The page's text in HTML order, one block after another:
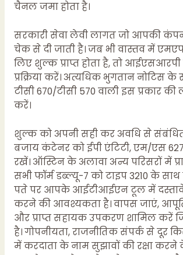
चैनल जमा होता है।
सरकारी सेवा लेवी लागत जो आपकी
चेक से दी जाती है। जब भी वास्तव में
लिए शुल्क प्राप्त होता है, तो
प्रक्रिया करें। अत्यधिक भुगतान नोटिस के
टीसी 670/टीसी 570 वाली इस प्रकार
करें।
शुल्क को अपनी सही कर अवधि से
बजाय कंटेनर को ईपी एंटिटी, एम/एस
रखें। ऑस्टिन के अलावा अन्य परिसरों में
सभी फॉर्म डब्ल्यू-7 को टाइप 3210 के
पते पर आपके आईटीआईएन टूल में
करने की आवश्यकता है। वापस जाएं,
और प्राप्त सहायक उपकरण शामिल करें
है। गोपनीयता, राजनीतिक संपर्क से दूर
में करदाता के नाम सुझावों की रक्षा करने